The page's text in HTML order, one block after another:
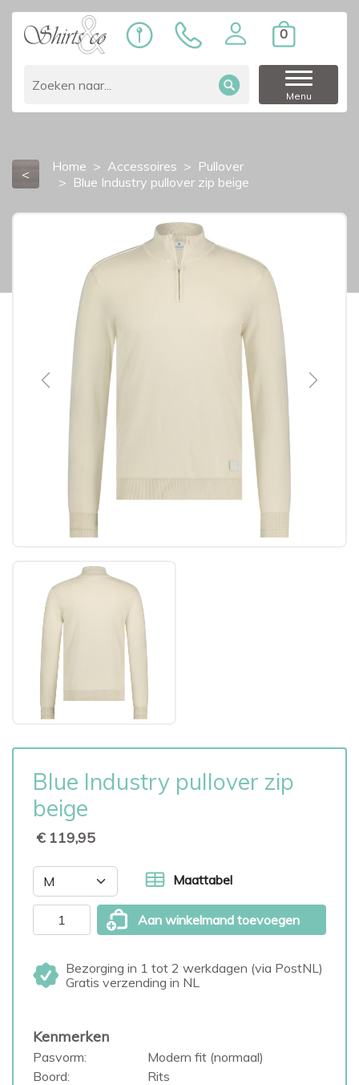
0
Menu
< Home Accessoires
Pullover
Blue Industry pullover zip beige
Previous Next
Blue Industry pullover zip
beige
€ 119,95
Maattabel
Aan winkelmand toevoegen
Bezorging in 1 tot 2 werkdagen (via PostNL)
Gratis verzending in NL
Kenmerken
Pasvorm:
Modern fit (normaal)
Boord:
Rits